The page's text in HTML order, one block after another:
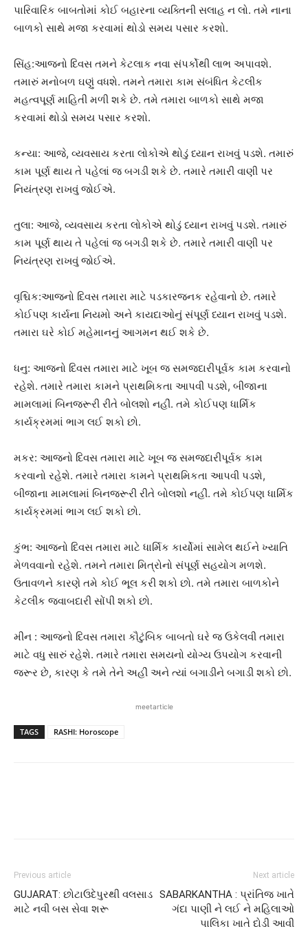
પારિવારિક બાબતોમાં કોઈ બહારના વ્યક્તિની સલાહ ન લો. તમે નાના
બાળકો સાથે મજા કરવામાં થોડો સમય પસાર કરશો.
સિંહ:આજનો દિવસ તમને કેટલાક નવા સંપર્કોથી લાભ અપાવશે.
તમારું મનોબળ ઘણું વધશે. તમને તમારા કામ સંબંધિત કેટલીક
મહત્વપૂર્ણ માહિતી મળી શકે છે. તમે તમારા બાળકો સાથે મજા
કરવામાં થોડો સમય પસાર કરશો.
કન્યા: આજે, વ્યવસાય કરતા લોકોએ થોડું ધ્યાન રાખવું પડશે. તમારું
કામ પૂર્ણ થાય તે પહેલાં જ બગડી શકે છે. તમારે તમારી વાણી પર
નિયંત્રણ રાખવું જોઈએ.
તુલા: આજે, વ્યવસાય કરતા લોકોએ થોડું ધ્યાન રાખવું પડશે. તમારું
કામ પૂર્ણ થાય તે પહેલાં જ બગડી શકે છે. તમારે તમારી વાણી પર
નિયંત્રણ રાખવું જોઈએ.
વૃશ્ચિક:આજનો દિવસ તમારા માટે પડકારજનક રહેવાનો છે. તમારે
કોઈપણ કાર્યના નિયમો અને કાયદાઓનું સંપૂર્ણ ધ્યાન રાખવું પડશે.
તમારા ઘરે કોઈ મહેમાનનું આગમન થઈ શકે છે.
ધનુ: આજનો દિવસ તમારા માટે ખૂબ જ સમજદારીપૂર્વક કામ કરવાનો
રહેશે. તમારે તમારા કામને પ્રાથમિકતા આપવી પડશે, બીજાના
મામલામાં બિનજરૂરી રીતે બોલશો નહીં. તમે કોઈપણ ધાર્મિક
કાર્યક્રમમાં ભાગ લઈ શકો છો.
મકર: આજનો દિવસ તમારા માટે ખૂબ જ સમજદારીપૂર્વક કામ
કરવાનો રહેશે. તમારે તમારા કામને પ્રાથમિકતા આપવી પડશે,
બીજાના મામલામાં બિનજરૂરી રીતે બોલશો નહીં. તમે કોઈપણ ધાર્મિક
કાર્યક્રમમાં ભાગ લઈ શકો છો.
કુંભ: આજનો દિવસ તમારા માટે ધાર્મિક કાર્યોમાં સામેલ થઈને ખ્યાતિ
મેળવવાનો રહેશે. તમને તમારા મિત્રોનો સંપૂર્ણ સહયોગ મળશે.
ઉતાવળને કારણે તમે કોઈ ભૂલ કરી શકો છો. તમે તમારા બાળકોને
કેટલીક જવાબદારી સોંપી શકો છો.
મીન : આજનો દિવસ તમારા કૌટુંબિક બાબતો ઘરે જ ઉકેલવી તમારા
માટે વધુ સારું રહેશે. તમારે તમારા સમયનો યોગ્ય ઉપયોગ કરવાની
જરૂર છે, કારણ કે તમે તેને અહીં અને ત્યાં બગાડીને બગાડી શકો છો.
meetarticle
TAGS RASHI: Horoscope
Previous article
GUJARAT: છોટાઉદેપુરથી વલસાડ
માટે નવી બસ સેવા શરૂ
Next article
SABARKANTHA : પ્રાંતિજ ખાતે
ગંદા પાણી ને લઈ ને મહિલાઓ
પાલિકા ખાતે દોડી આવી